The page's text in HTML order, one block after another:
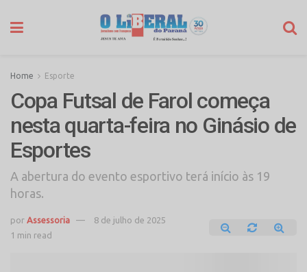
Home Esporte
Copa Futsal de Farol começa
nesta quarta-feira no Ginásio de
Esportes
A abertura do evento esportivo terá início às 19
horas.
por Assessoria
8 de julho de 2025
1 min read